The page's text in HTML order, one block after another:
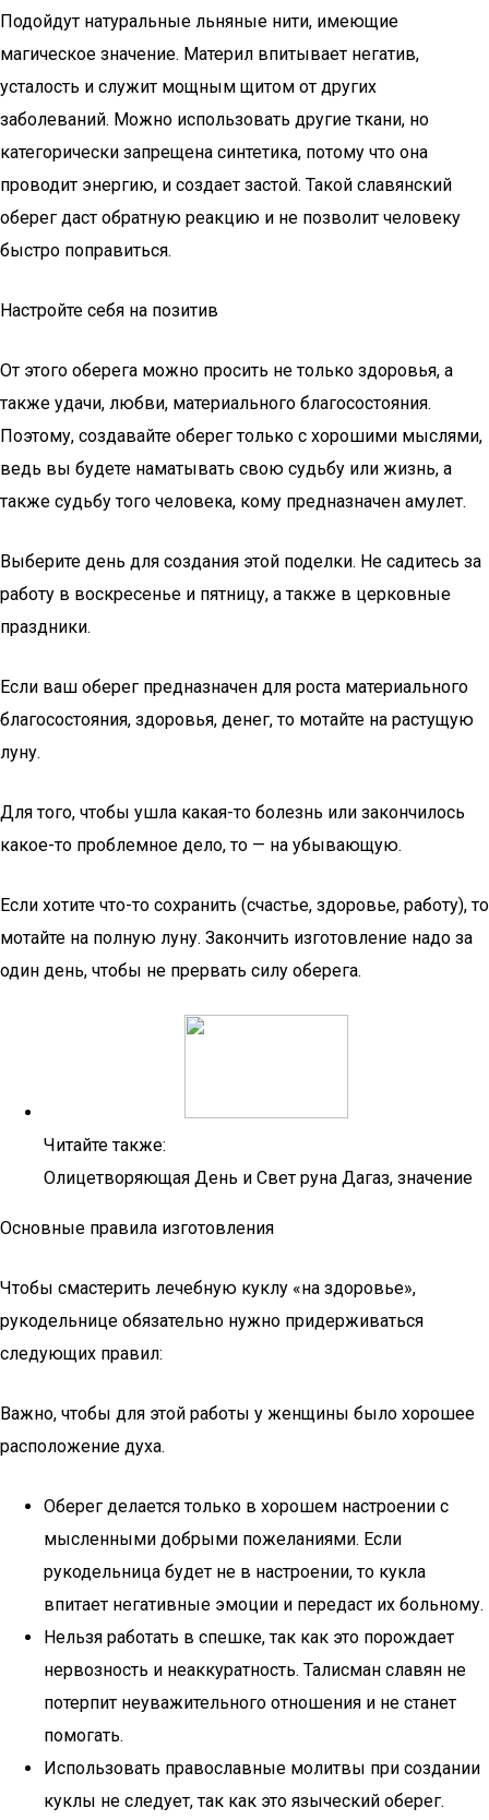
Подойдут натуральные льняные нити, имеющие
магическое значение. Материл впитывает негатив,
усталость и служит мощным щитом от других
заболеваний. Можно использовать другие ткани, но
категорически запрещена синтетика, потому что она
проводит энергию, и создает застой. Такой славянский
оберег даст обратную реакцию и не позволит человеку
быстро поправиться.
Настройте себя на позитив
От этого оберега можно просить не только здоровья, а
также удачи, любви, материального благосостояния.
Поэтому, создавайте оберег только с хорошими мыслями,
ведь вы будете наматывать свою судьбу или жизнь, а
также судьбу того человека, кому предназначен амулет.
Выберите день для создания этой поделки. Не садитесь за
работу в воскресенье и пятницу, а также в церковные
праздники.
Если ваш оберег предназначен для роста материального
благосостояния, здоровья, денег, то мотайте на растущую
луну.
Для того, чтобы ушла какая-то болезнь или закончилось
какое-то проблемное дело, то — на убывающую.
Если хотите что-то сохранить (счастье, здоровье, работу), то
мотайте на полную луну. Закончить изготовление надо за
один день, чтобы не прервать силу оберега.
Читайте также:
Олицетворяющая День и Свет руна Дагаз, значение
Основные правила изготовления
Чтобы смастерить лечебную куклу «на здоровье»,
рукодельнице обязательно нужно придерживаться
следующих правил:
Важно, чтобы для этой работы у женщины было хорошее
расположение духа.
Оберег делается только в хорошем настроении с
мысленными добрыми пожеланиями. Если
рукодельница будет не в настроении, то кукла
впитает негативные эмоции и передаст их больному.
Нельзя работать в спешке, так как это порождает
нервозность и неаккуратность. Талисман славян не
потерпит неуважительного отношения и не станет
помогать.
Использовать православные молитвы при создании
куклы не следует, так как это языческий оберег.